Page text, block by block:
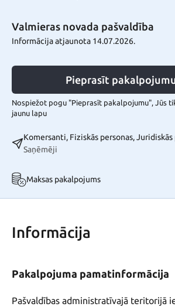
Valmieras novada pašvaldība
Informācija atjaunota 14.07.2026.
Pieprasīt pakalpojumu
Nospiežot pogu "Pieprasīt pakalpojumu", Jūs
jaunu lapu
Komersanti, Fiziskās personas, Juridiskās
Saņēmēji
Maksas pakalpojums
Informācija
Pakalpojuma pamatinformācija
Pašvaldības administratīvajā teritorijā